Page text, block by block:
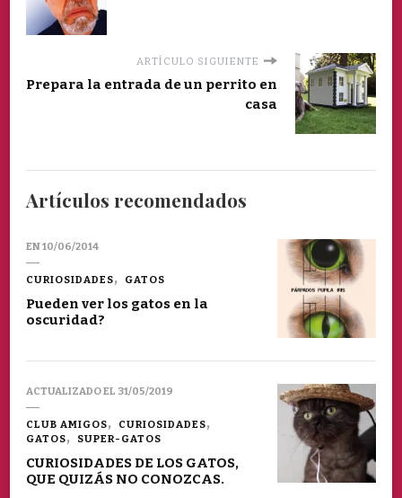
ARTÍCULO SIGUIENTE
Prepara la entrada de un perrito en
casa
Artículos recomendados
EN10/06/2014
CURIOSIDADES GATOS
Pueden ver los gatos en la
oscuridad?
ACTUALIZADO EL 31/05/2019
CLUB AMIGOS
CURIOSIDADES
GATOS
SUPER-GATOS
CURIOSIDADES DE LOS GATOS,
QUE QUIZÁS NO CONOZCAS.